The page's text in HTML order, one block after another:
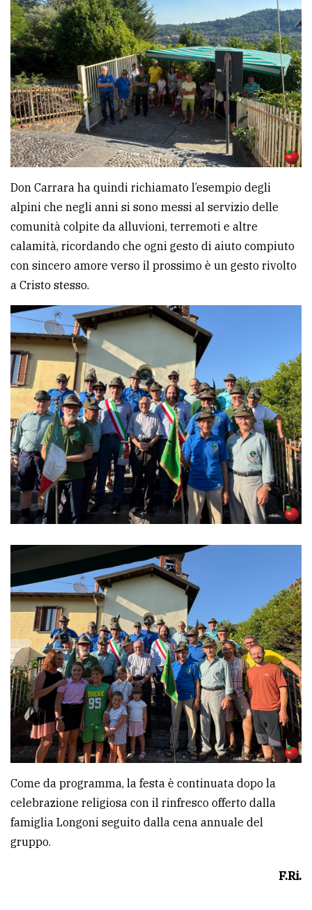
Don Carrara ha quindi richiamato l’esempio degli
alpini che negli anni si sono messi al servizio delle
comunità colpite da alluvioni, terremoti e altre
calamità, ricordando che ogni gesto di aiuto compiuto
con sincero amore verso il prossimo è un gesto rivolto
a Cristo stesso.
Come da programma, la festa è continuata dopo la
celebrazione religiosa con il rinfresco offerto dalla
famiglia Longoni seguito dalla cena annuale del
gruppo.
F.Ri.